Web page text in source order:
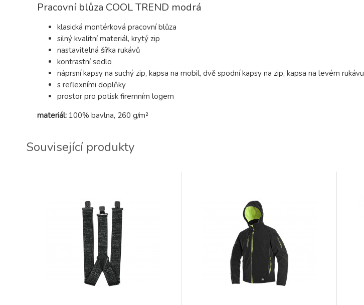
Pracovní blůza COOL TREND modrá
klasická montérková pracovní blůza
silný kvalitní materiál, krytý zip
nastavitelná šířka rukávů
kontrastní sedlo
náprsní kapsy na suchý zip, kapsa na mobil, dvě spodní kapsy na zip, kapsa na levém rukávu
s reflexními doplňky
prostor pro potisk firemním logem
materiál: 100% bavlna, 260 g/m²
Související produkty